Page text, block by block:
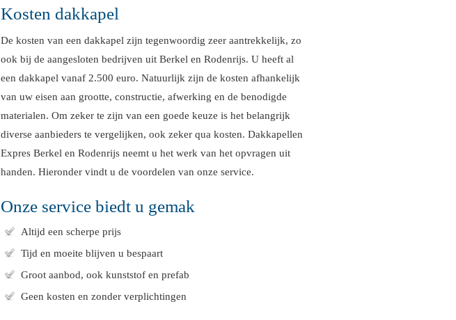
Kosten dakkapel
De kosten van een dakkapel zijn tegenwoordig zeer aantrekkelijk, zo
ook bij de aangesloten bedrijven uit Berkel en Rodenrijs. U heeft al
een dakkapel vanaf 2.500 euro. Natuurlijk zijn de kosten afhankelijk
van uw eisen aan grootte, constructie, afwerking en de benodigde
materialen. Om zeker te zijn van een goede keuze is het belangrijk
diverse aanbieders te vergelijken, ook zeker qua kosten. Dakkapellen
Expres Berkel en Rodenrijs neemt u het werk van het opvragen uit
handen. Hieronder vindt u de voordelen van onze service.
Onze service biedt u gemak
Altijd een scherpe prijs
Tijd en moeite blijven u bespaart
Groot aanbod, ook kunststof en prefab
Geen kosten en zonder verplichtingen